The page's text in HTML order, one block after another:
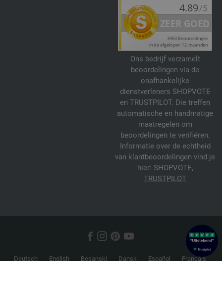
Ons bedrijf verzamelt
beoordelingen via de
onafhankelijke
dienstverleners SHOPVOTE
en TRUSTPILOT. Die treffen
automatische en handmatige
maatregelen om
beoordelingen te verifiëren.
Informatie over de echtheid
van klantbeoordelingen vind je
hier: SHOPVOTE,
TRUSTPILOT
Deutsch English Bosanski Dansk Español
Français